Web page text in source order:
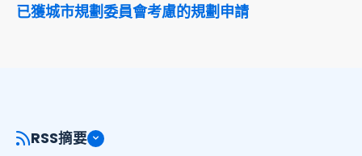
已獲城市規劃委員會考慮的規劃申請
RSS摘要